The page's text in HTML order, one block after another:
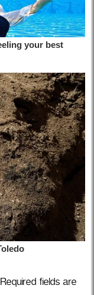
Required fields are